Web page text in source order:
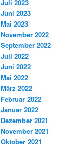
Juli 2023
Juni 2023
Mai 2023
November 2022
September 2022
Juli 2022
Juni 2022
Mai 2022
März 2022
Februar 2022
Januar 2022
Dezember 2021
November 2021
Oktober 2021